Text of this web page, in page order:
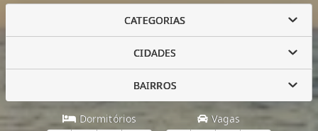
CATEGORIAS
CIDADES
BAIRROS
Dormitórios Vagas